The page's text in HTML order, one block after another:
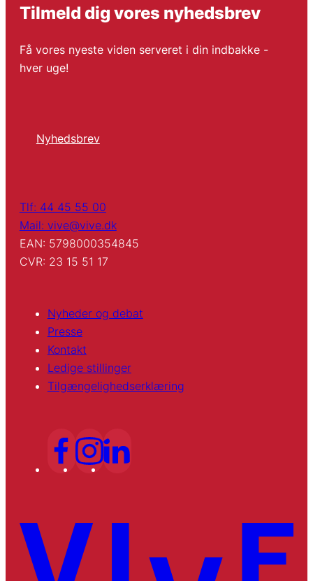
Tilmeld dig vores nyhedsbrev
Få vores nyeste viden serveret i din indbakke -
hver uge!
Nyhedsbrev
Tlf: 44 45 55 00
Mail: vive@vive.dk
EAN: 5798000354845
CVR: 23 15 51 17
Nyheder og debat
Presse
Kontakt
Ledige stillinger
Tilgængelighedserklæring